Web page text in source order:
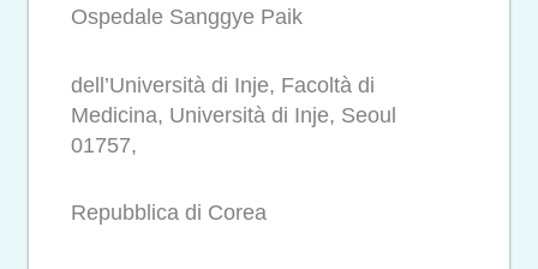
Ospedale Sanggye Paik
dell’Università di Inje, Facoltà di
Medicina, Università di Inje, Seoul
01757,
Repubblica di Corea